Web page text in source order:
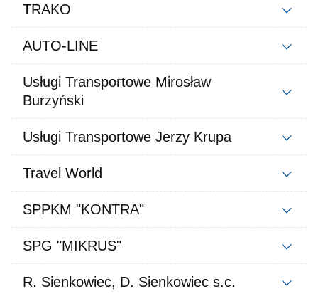
TRAKO
AUTO-LINE
Usługi Transportowe Mirosław
Burzyński
Usługi Transportowe Jerzy Krupa
Travel World
SPPKM "KONTRA"
SPG "MIKRUS"
R. Sienkowiec, D. Sienkowiec s.c.